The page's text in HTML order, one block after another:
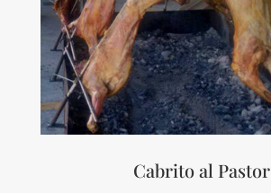
Cabrito al Pastor